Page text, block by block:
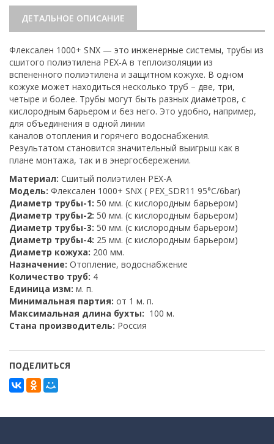
ДЕТАЛЬНОЕ ОПИСАНИЕ
Флексален 1000+ SNX — это инженерные системы, трубы из
сшитого полиэтилена PEX-A в теплоизоляции из
вспененного полиэтилена и защитном кожухе. В одном
кожухе может находиться несколько труб – две, три,
четыре и более. Трубы могут быть разных диаметров, с
кислородным барьером и без него. Это удобно, например,
для объединения в одной линии
каналов отопления и горячего водоснабжения.
Результатом становится значительный выигрыш как в
плане монтажа, так и в энергосбережении.
Материал: Сшитый полиэтилен PEX-A
Модель: Флексален 1000+ SNX ( PEX_SDR11 95°C/6bar)
Диаметр трубы-1: 50 мм. (с кислородным барьером)
Диаметр трубы-2: 50 мм. (с кислородным барьером)
Диаметр трубы-3: 50 мм. (с кислородным барьером)
Диаметр трубы-4: 25 мм. (с кислородным барьером)
Диаметр кожуха: 200 мм.
Назначение: Отопление, водоснабжение
Количество труб: 4
Единица изм: м. п.
Минимальная партия: от 1 м. п.
Максимальная длина бухты: 100 м.
Стана производитель: Россия
ПОДЕЛИТЬСЯ